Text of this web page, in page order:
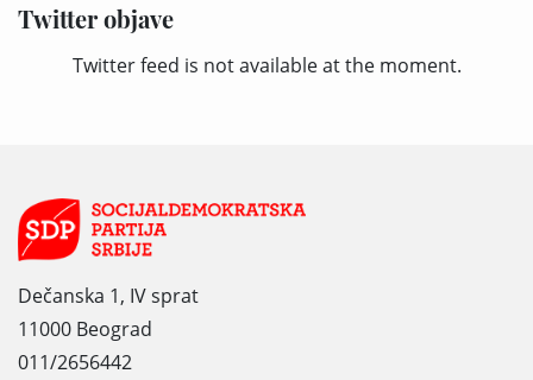
Twitter objave
Twitter feed is not available at the moment.
Dečanska 1, IV sprat
11000 Beograd
011/2656442